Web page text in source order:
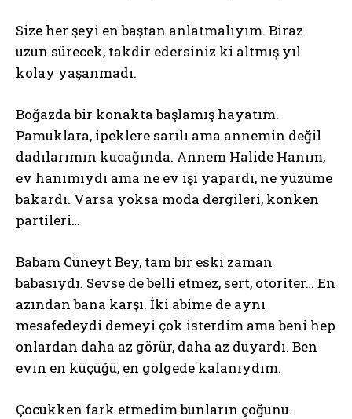
Size her şeyi en baştan anlatmalıyım. Biraz
uzun sürecek, takdir edersiniz ki altmış yıl
kolay yaşanmadı.
Boğazda bir konakta başlamış hayatım.
Pamuklara, ipeklere sarılı ama annemin değil
dadılarımın kucağında. Annem Halide Hanım,
ev hanımıydı ama ne ev işi yapardı, ne yüzüme
bakardı. Varsa yoksa moda dergileri, konken
partileri…
Babam Cüneyt Bey, tam bir eski zaman
babasıydı. Sevse de belli etmez, sert, otoriter… En
azından bana karşı. İki abime de aynı
mesafedeydi demeyi çok isterdim ama beni hep
onlardan daha az görür, daha az duyardı. Ben
evin en küçüğü, en gölgede kalanıydım.
Çocukken fark etmedim bunların çoğunu.